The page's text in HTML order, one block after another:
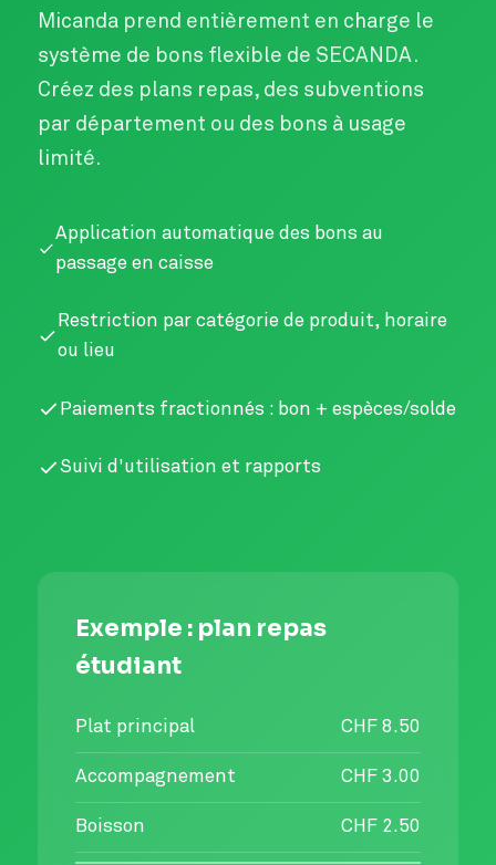
Micanda prend entièrement en charge le
système de bons flexible de SECANDA.
Créez des plans repas, des subventions
par département ou des bons à usage
limité.
Application automatique des bons au
passage en caisse
Restriction par catégorie de produit, horaire
ou lieu
Paiements fractionnés : bon + espèces/solde
Suivi d'utilisation et rapports
Exemple : plan repas
étudiant
Plat principal CHF 8.50
Accompagnement CHF 3.00
Boisson CHF 2.50